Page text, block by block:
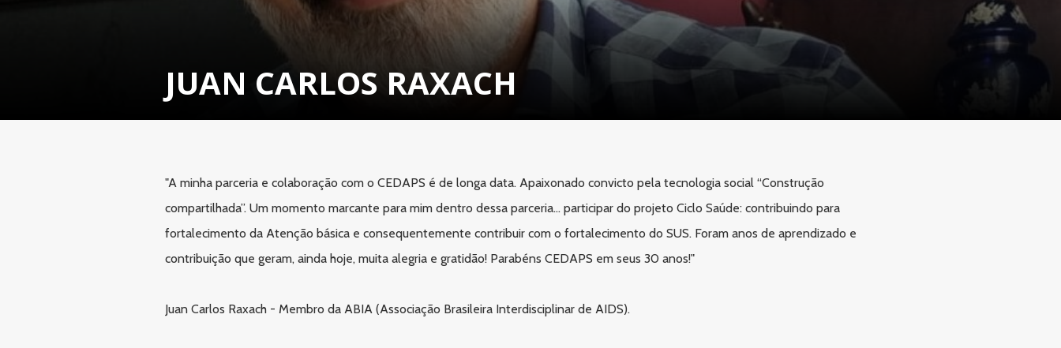
JUAN CARLOS RAXACH
"A minha parceria e colaboração com o CEDAPS é de longa data. Apaixonado convicto pela tecnologia social “Construção
compartilhada”. Um momento marcante para mim dentro dessa parceria... participar do projeto Ciclo Saúde: contribuindo para
fortalecimento da Atenção básica e consequentemente contribuir com o fortalecimento do SUS. Foram anos de aprendizado e
contribuição que geram, ainda hoje, muita alegria e gratidão! Parabéns CEDAPS em seus 30 anos!"
Juan Carlos Raxach - Membro da ABIA (Associação Brasileira Interdisciplinar de AIDS).